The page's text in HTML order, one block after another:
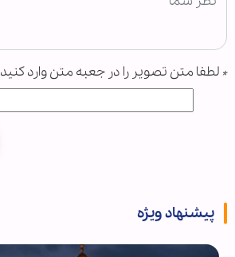
* لطفا متن تصویر را در جعبه متن وارد کنید
پیشنهاد ویژه